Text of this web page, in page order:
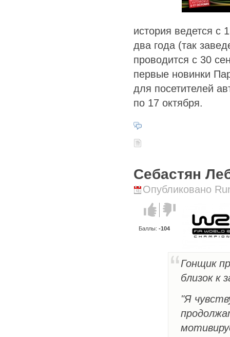
история ведется с
два года (так
проводится с 30
первые новинки
для посетителей
по 17 октября.
Себастян
Опубликовано
Голос за!Голос
против!
Баллы: -104
Гонщик
близок к
"Я